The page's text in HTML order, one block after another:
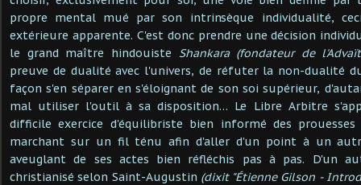
propre mental mué par son intrinsèque individualité,
extérieure apparente. C'est donc prendre une décision
le grand maître hindouiste Shankara (fondateur de
preuve de dualité avec l'univers, de réfuter la non-dualité
façon s'en séparer en s'éloignant de son soi supérieur,
mal utiliser l'outil à sa disposition… Le Libre Arbitre
difficile exercice d'équilibriste bien informé des
marchant sur un fil ténu afin d'aller d'un point à un
aveuglant de ses actes bien réfléchis pas à pas. D'un
christianisé selon Saint-Augustin (dixit "Étienne Gilson -